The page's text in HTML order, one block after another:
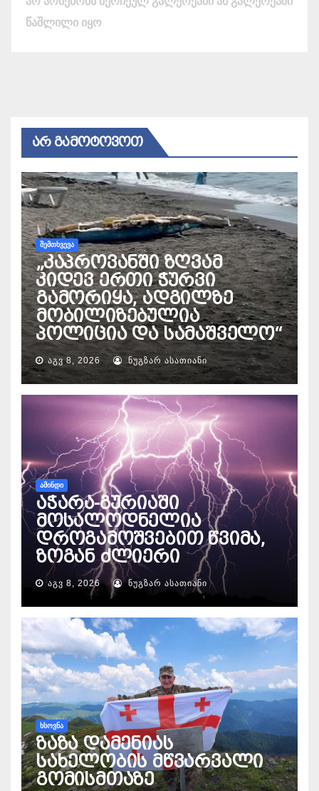
წაშლილი იყო
ᲐᲠ ᲒᲐᲛᲝᲢᲝᲕᲝᲗ
ᲨᲔᲛᲗᲮᲕᲔᲕᲐ
„კაპროვანში ზღვამ
კიდევ ერთი ჭურვი
გამორიყა, ადგილზე
მობილიზებულია
პოლიცია და სამაშველო“
ᲐᲒᲕ 8, 2026 ᲜᲣᲒᲖᲐᲠ ᲐᲡᲐᲗᲘᲐᲜᲘ
ᲐᲛᲘᲜᲓᲘ
აჭარა-გურიაში
მოსალოდნელია
დროგამოშვებით წვიმა,
ზოგან ძლიერი
ᲐᲒᲕ 8, 2026 ᲜᲣᲒᲖᲐᲠ ᲐᲡᲐᲗᲘᲐᲜᲘ
ᲮᲡᲝᲕᲜᲐ
ზაზა დამენიას
სახელობის მწვარვალი
გომისმთაზე